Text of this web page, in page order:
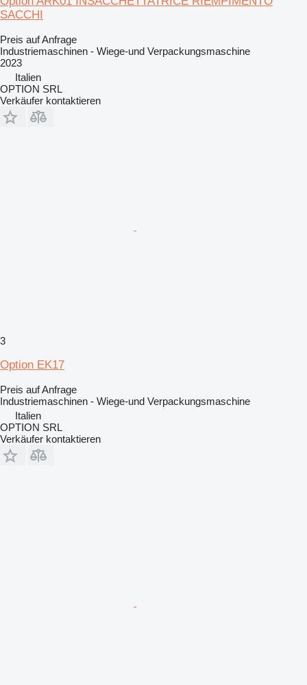
SACCHI
Preis auf Anfrage
Industriemaschinen - Wiege-und Verpackungsmaschine
2023
Italien
OPTION SRL
Verkäufer kontaktieren
3
Option EK17
Preis auf Anfrage
Industriemaschinen - Wiege-und Verpackungsmaschine
Italien
OPTION SRL
Verkäufer kontaktieren